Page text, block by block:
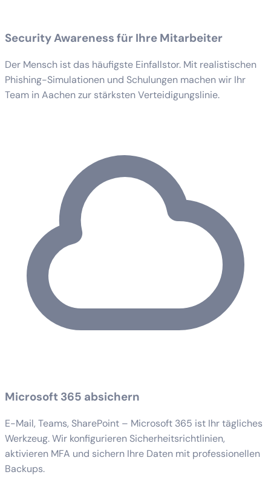
Security Awareness für Ihre Mitarbeiter
Der Mensch ist das häufigste Einfallstor. Mit realistischen
Phishing-Simulationen und Schulungen machen wir Ihr
Team in Aachen zur stärksten Verteidigungslinie.
Microsoft 365 absichern
E-Mail, Teams, SharePoint – Microsoft 365 ist Ihr tägliches
Werkzeug. Wir konfigurieren Sicherheitsrichtlinien,
aktivieren MFA und sichern Ihre Daten mit professionellen
Backups.